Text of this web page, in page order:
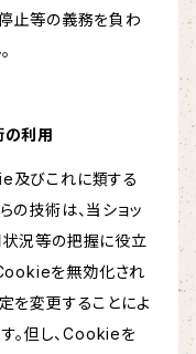
止等の義務を負わ
の利用
及びこれに類する
の技術は、当ショッ
状況等の把握に役立
を無効化され
を変更することによ
。但し、Cookieを